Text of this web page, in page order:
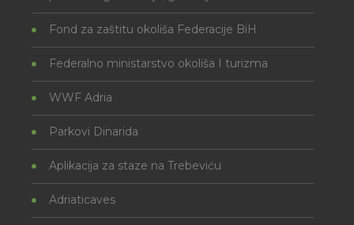
Fond za zaštitu okoliša Federacije BiH
Federalno ministarstvo okoliša I turizma
WWF Adria
Parkovi Dinarida
Aplikacija za staze na Trebeviću
Adriaticaves